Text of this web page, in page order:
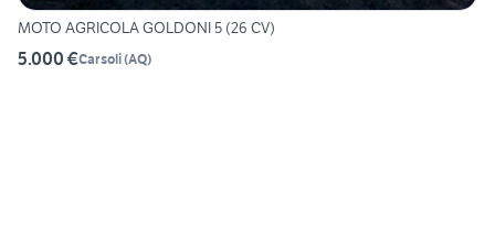
MOTO AGRICOLA GOLDONI 5 (26 CV)
5.000 €Carsoli(AQ)